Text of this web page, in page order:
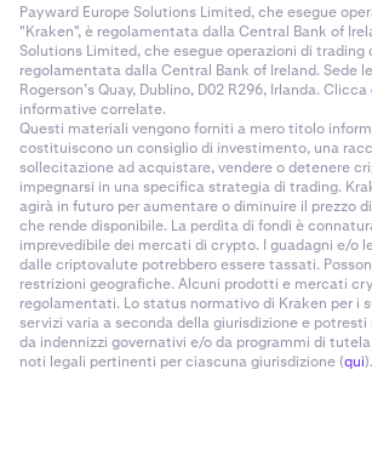
Payward Europe Solutions Limited, che esegue
"Kraken", è regolamentata dalla Central Bank of
Solutions Limited, che esegue operazioni di trading
regolamentata dalla Central Bank of Ireland. Sede
Rogerson’s Quay, Dublino, D02 R296, Irlanda. Clicca
informative correlate.
Questi materiali vengono forniti a mero titolo
costituiscono un consiglio di investimento, una
sollecitazione ad acquistare, vendere o detenere
impegnarsi in una specifica strategia di trading.
agirà in futuro per aumentare o diminuire il prezzo
che rende disponibile. La perdita di fondi è
imprevedibile dei mercati di crypto. I guadagni e/o
dalle criptovalute potrebbero essere tassati.
restrizioni geografiche. Alcuni prodotti e mercati
regolamentati. Lo status normativo di Kraken per i
servizi varia a seconda della giurisdizione e
da indennizzi governativi e/o da programmi di
noti legali pertinenti per ciascuna giurisdizione (qui).